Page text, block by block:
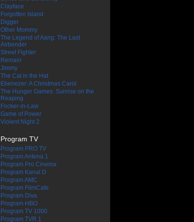
Clayface
Forgotten Island
Digger
Other Mommy
The Legend of Aang: The Last
Airbender
Street Fighter
Remain
Jimmy
The Cat in the Hat
Ebenezer: A Christmas Carol
The Hunger Games: Sunrise on the
Reaping
Focker-in-Law
Game of Power
Violent Night 2
Program TV
Program PRO TV
Program Antena 1
Program Pro Cinema
Program Kanal D
Program AMC
Program FilmCafe
Program Diva
Program HBO
Program TV 1000
Program TVR 1